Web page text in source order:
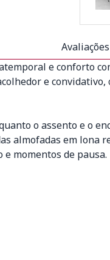
Avaliações
e conforto
e
o assento e o
almofadas em lona
momentos de pausa.